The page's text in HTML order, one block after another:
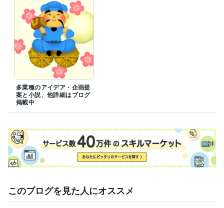
多業種のアイデア・企画提
案と小説、他詳細はブログ
掲載中
このブログを見た人にオススメ